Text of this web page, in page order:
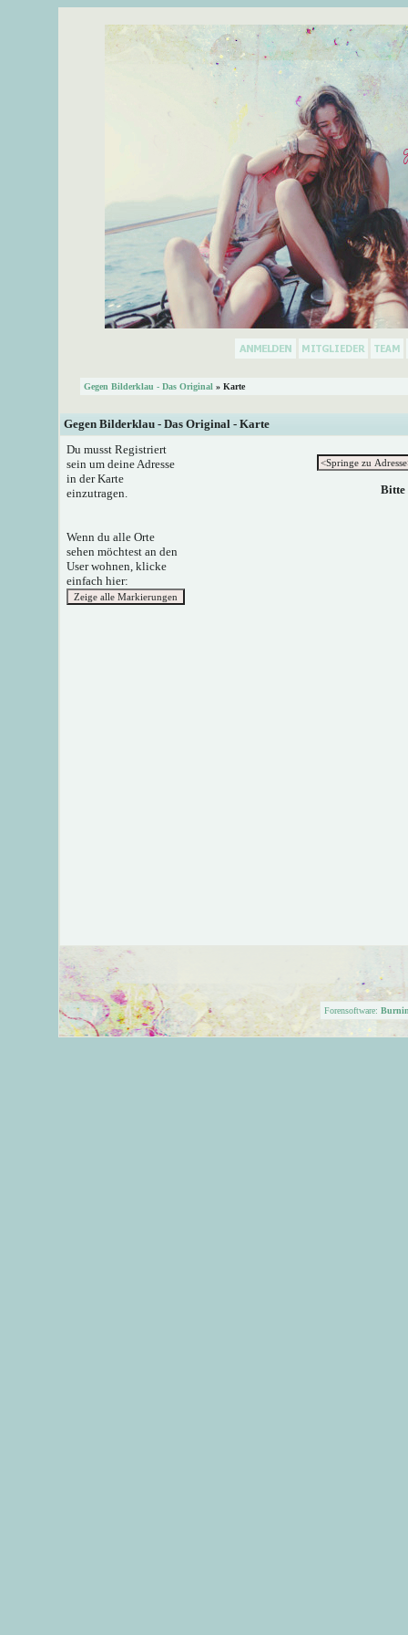
Gegen Bilderklau - Das Original » Karte
Gegen Bilderklau - Das Original - Karte
Du musst Registriert
sein um deine Adresse
in der Karte
einzutragen.
Wenn du alle Orte
sehen möchtest an den
User wohnen, klicke
einfach hier:
Bitte
Forensoftware: